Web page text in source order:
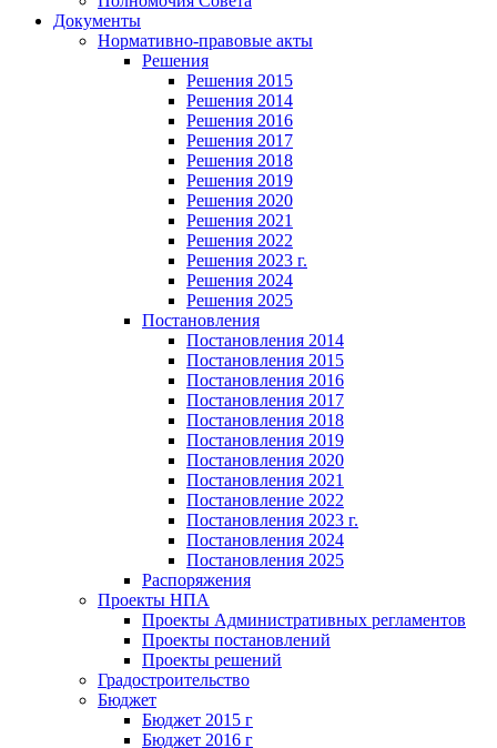
Документы
Нормативно-правовые акты
Решения
Решения 2015
Решения 2014
Решения 2016
Решения 2017
Решения 2018
Решения 2019
Решения 2020
Решения 2021
Решения 2022
Решения 2023 г.
Решения 2024
Решения 2025
Постановления
Постановления 2014
Постановления 2015
Постановления 2016
Постановления 2017
Постановления 2018
Постановления 2019
Постановления 2020
Постановления 2021
Постановление 2022
Постановления 2023 г.
Постановления 2024
Постановления 2025
Распоряжения
Проекты НПА
Проекты Административных регламентов
Проекты постановлений
Проекты решений
Градостроительство
Бюджет
Бюджет 2015 г
Бюджет 2016 г